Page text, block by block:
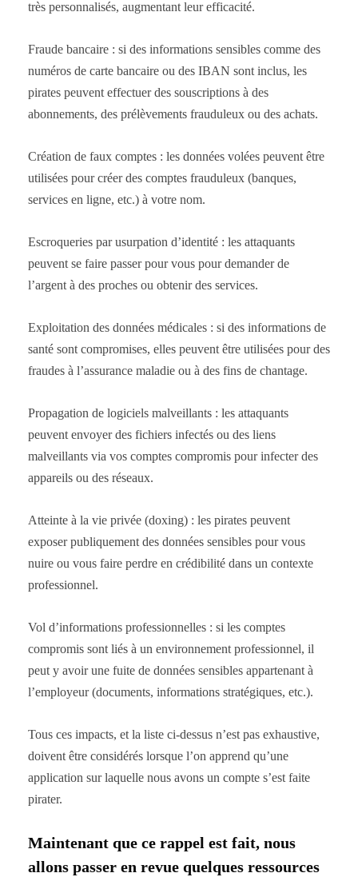
très personnalisés, augmentant leur efficacité.
Fraude bancaire : si des informations sensibles comme des
numéros de carte bancaire ou des IBAN sont inclus, les
pirates peuvent effectuer des souscriptions à des
abonnements, des prélèvements frauduleux ou des achats.
Création de faux comptes : les données volées peuvent être
utilisées pour créer des comptes frauduleux (banques,
services en ligne, etc.) à votre nom.
Escroqueries par usurpation d’identité : les attaquants
peuvent se faire passer pour vous pour demander de
l’argent à des proches ou obtenir des services.
Exploitation des données médicales : si des informations de
santé sont compromises, elles peuvent être utilisées pour des
fraudes à l’assurance maladie ou à des fins de chantage.
Propagation de logiciels malveillants : les attaquants
peuvent envoyer des fichiers infectés ou des liens
malveillants via vos comptes compromis pour infecter des
appareils ou des réseaux.
Atteinte à la vie privée (doxing) : les pirates peuvent
exposer publiquement des données sensibles pour vous
nuire ou vous faire perdre en crédibilité dans un contexte
professionnel.
Vol d’informations professionnelles : si les comptes
compromis sont liés à un environnement professionnel, il
peut y avoir une fuite de données sensibles appartenant à
l’employeur (documents, informations stratégiques, etc.).
Tous ces impacts, et la liste ci-dessus n’est pas exhaustive,
doivent être considérés lorsque l’on apprend qu’une
application sur laquelle nous avons un compte s’est faite
pirater.
Maintenant que ce rappel est fait, nous
allons passer en revue quelques ressources